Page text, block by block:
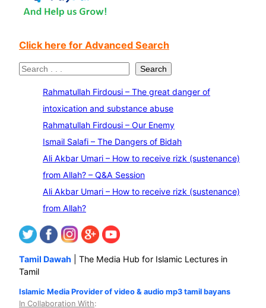
Click here for Advanced Search
S
Search
Rahmatullah Firdousi – The great danger of
intoxication and substance abuse
Rahmatullah Firdousi – Our Enemy
Ismail Salafi – The Dangers of Bidah
Ali Akbar Umari – How to receive rizk (sustenance)
from Allah? – Q&A Session
Ali Akbar Umari – How to receive rizk (sustenance)
from Allah?
Tamil Dawah | The Media Hub for Islamic Lectures in
Tamil
Islamic Media Provider of video & audio mp3 tamil bayans
In Collaboration With: